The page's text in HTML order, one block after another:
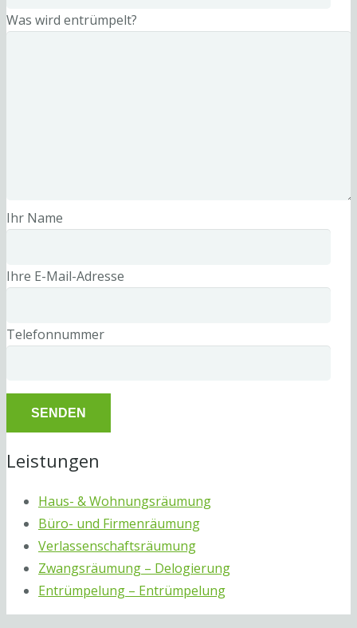
Was wird entrümpelt?
Ihr Name
Ihre E-Mail-Adresse
Telefonnummer
Leistungen
Haus- & Wohnungsräumung
Büro- und Firmenräumung
Verlassenschaftsräumung
Zwangsräumung – Delogierung
Entrümpelung – Entrümpelung